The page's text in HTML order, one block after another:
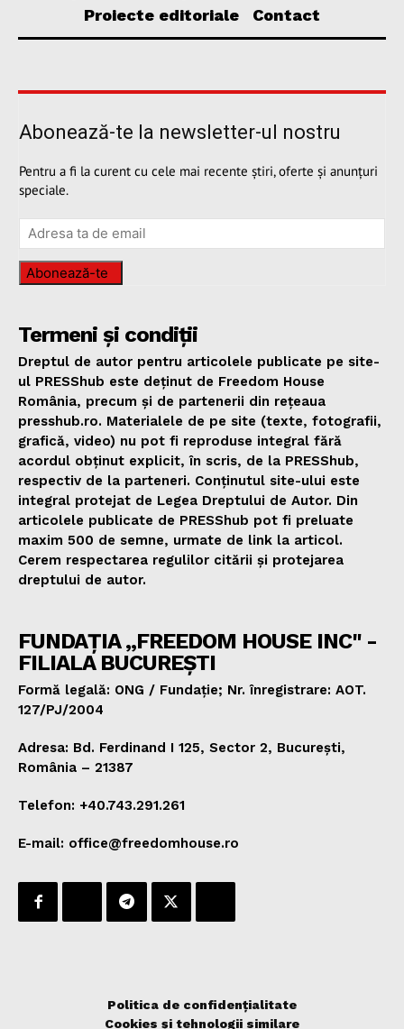
Proiecte editoriale
Contact
Abonează-te la newsletter-ul nostru
Pentru a fi la curent cu cele mai recente știri, oferte și anunțuri
speciale.
Abonează-te
Termeni și condiții
Dreptul de autor pentru articolele publicate pe site-
ul PRESShub este deținut de Freedom House
România, precum și de partenerii din rețeaua
presshub.ro. Materialele de pe site (texte, fotografii,
grafică, video) nu pot fi reproduse integral fără
acordul obținut explicit, în scris, de la PRESShub,
respectiv de la parteneri. Conținutul site-ului este
integral protejat de Legea Dreptului de Autor. Din
articolele publicate de PRESShub pot fi preluate
maxim 500 de semne, urmate de link la articol.
Cerem respectarea regulilor citării și protejarea
dreptului de autor.
FUNDAȚIA „FREEDOM HOUSE INC" -
FILIALA BUCUREȘTI
Formă legală: ONG / Fundație; Nr. înregistrare: AOT.
127/PJ/2004
Adresa: Bd. Ferdinand I 125, Sector 2, București,
România – 21387
Telefon: +40.743.291.261
E-mail: office@freedomhouse.ro
Politica de confidențialitate
Cookies și tehnologii similare